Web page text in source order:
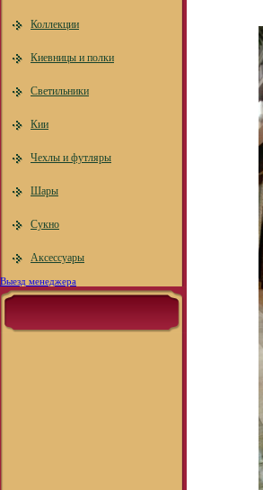
Коллекции
Киевницы и полки
Светильники
Кии
Чехлы и футляры
Шары
Сукно
Аксессуары
Выезд менеджера